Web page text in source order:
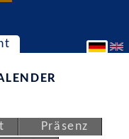
Präsenz